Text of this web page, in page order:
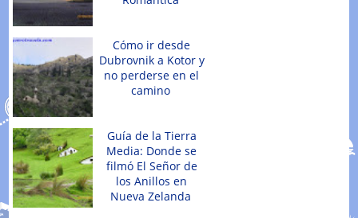
Cómo ir desde
Dubrovnik a Kotor y
no perderse en el
camino
Guía de la Tierra
Media: Donde se
filmó El Señor de
los Anillos en
Nueva Zelanda